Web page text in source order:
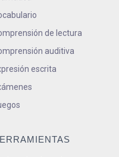
de lectura
auditiva
escrita